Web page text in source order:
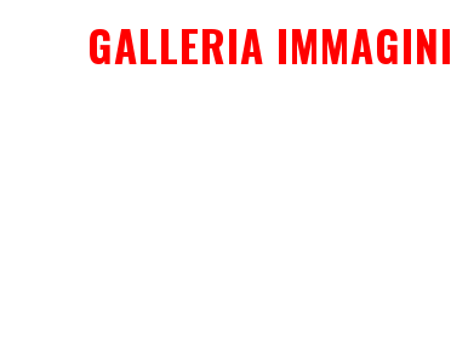
GALLERIA IMMAGINI